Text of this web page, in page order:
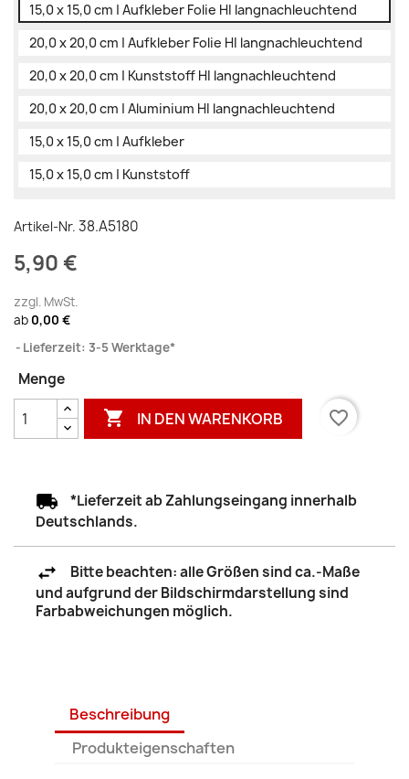
15,0 x 15,0 cm | Aufkleber Folie HI langnachleuchtend
20,0 x 20,0 cm | Aufkleber Folie HI langnachleuchtend
20,0 x 20,0 cm | Kunststoff HI langnachleuchtend
20,0 x 20,0 cm | Aluminium HI langnachleuchtend
15,0 x 15,0 cm | Aufkleber
15,0 x 15,0 cm | Kunststoff
Artikel-Nr. 38.A5180
5,90 €
zzgl. MwSt.
ab 0,00 €
Lieferzeit: 3-5 Werktage*
Menge
 IN DEN WARENKORB favorite_border
*Lieferzeit ab Zahlungseingang innerhalb
Deutschlands.
Bitte beachten: alle Größen sind ca.-Maße
und aufgrund der Bildschirmdarstellung sind
Farbabweichungen möglich.
Beschreibung
Produkteigenschaften